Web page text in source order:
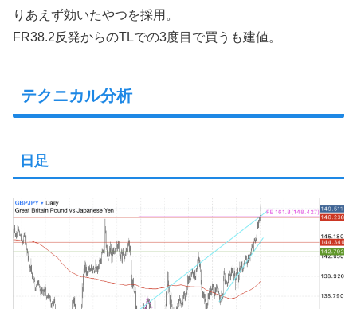
りあえず効いたやつを採用。
FR38.2反発からのTLでの3度目で買うも建値。
テクニカル分析
日足